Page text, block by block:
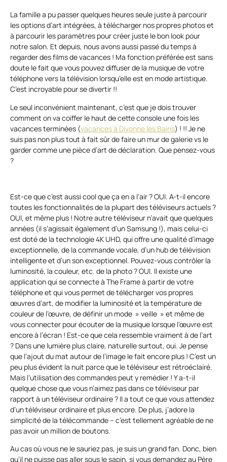
La famille a pu passer quelques heures seule juste à parcourir
les options d’art intégrées, à télécharger nos propres photos et
à parcourir les paramètres pour créer juste le bon look pour
notre salon. Et depuis, nous avons aussi passé du temps à
regarder des films de vacances ! Ma fonction préférée est sans
doute le fait que vous pouvez diffuser de la musique de votre
téléphone vers la télévision lorsqu’elle est en mode artistique.
C’est incroyable pour se divertir !!
Le seul inconvénient maintenant, c’est que je dois trouver
comment on va coiffer le haut de cette console une fois les
vacances terminées (vacances à Divonne les Bains) ! !! Je ne
suis pas non plus tout à fait sûr de faire un mur de galerie vs le
garder comme une pièce d’art de déclaration. Que pensez-vous
?
Est-ce que c’est aussi cool que ça en a l’air ? OUI. A-t-il encore
toutes les fonctionnalités de la plupart des téléviseurs actuels ?
OUI, et même plus ! Notre autre téléviseur n’avait que quelques
années (il s’agissait également d’un Samsung !), mais celui-ci
est doté de la technologie 4K UHD, qui offre une qualité d’image
exceptionnelle, de la commande vocale, d’un hub de télévision
intelligente et d’un son exceptionnel. Pouvez-vous contrôler la
luminosité, la couleur, etc. de la photo ? OUI. Il existe une
application qui se connecte à The Frame à partir de votre
téléphone et qui vous permet de télécharger vos propres
œuvres d’art, de modifier la luminosité et la température de
couleur de l’œuvre, de définir un mode » veille » et même de
vous connecter pour écouter de la musique lorsque l’œuvre est
encore à l’écran ! Est-ce que cela ressemble vraiment à de l’art
? Dans une lumière plus claire, naturelle surtout, oui. Je pense
que l’ajout du mat autour de l’image le fait encore plus ! C’est un
peu plus évident la nuit parce que le téléviseur est rétroéclairé.
Mais l’utilisation des commandes peut y remédier ! Y a-t-il
quelque chose que vous n’aimez pas dans ce téléviseur par
rapport à un téléviseur ordinaire ? Il a tout ce que vous attendez
d’un téléviseur ordinaire et plus encore. De plus, j’adore la
simplicité de la télécommande – c’est tellement agréable de ne
pas avoir un million de boutons.
Au cas où vous ne le sauriez pas, je suis un grand fan. Donc, bien
qu’il ne puisse pas aller sous le sapin, si vous demandez au Père